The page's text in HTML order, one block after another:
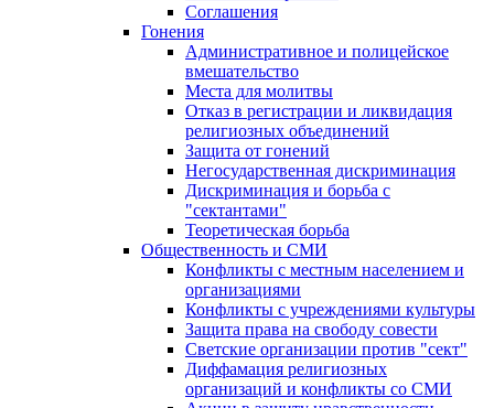
Соглашения
Гонения
Административное и полицейское
вмешательство
Места для молитвы
Отказ в регистрации и ликвидация
религиозных объединений
Защита от гонений
Негосударственная дискриминация
Дискриминация и борьба с
"сектантами"
Теоретическая борьба
Общественность и СМИ
Конфликты с местным населением и
организациями
Конфликты с учреждениями культуры
Защита права на свободу совести
Светские организации против "сект"
Диффамация религиозных
организаций и конфликты со СМИ